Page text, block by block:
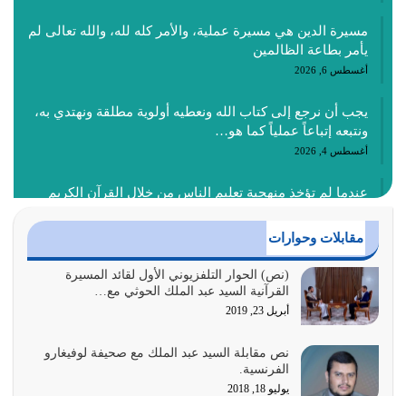
مسيرة الدين هي مسيرة عملية، والأمر كله لله، والله تعالى لم
يأمر بطاعة الظالمين
أغسطس 6, 2026
يجب أن نرجع إلى كتاب الله ونعطيه أولوية مطلقة ونهتدي به،
ونتبعه إتباعاً عملياً كما هو…
أغسطس 4, 2026
عندما لم تؤخذ منهجية تعليم الناس من خلال القرآن الكريم
أغسطس 3, 2026
الغاية من الصلاة هو ذكر الله (أقم الصلاة لذكري) إضافة إلى
{وَأَعِدُّوا لَهُمْ مَا…
أغسطس 2, 2026
السبب الرئيسي لشقاء الأمة الابتعاد عن كتاب الله والتعدي
لحدود الله بالإضافات للدين
أغسطس 1, 2026
مقابلات وحوارات
(نص) الحوار التلفزيوني الأول لقائد المسيرة
القرآنية السيد عبد الملك الحوثي مع…
أبريل 23, 2019
نص مقابلة السيد عبد الملك مع صحيفة لوفيغارو
الفرنسية.
يوليو 18, 2018